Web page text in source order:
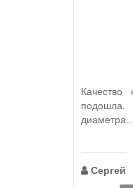
диаметра...
Сергей